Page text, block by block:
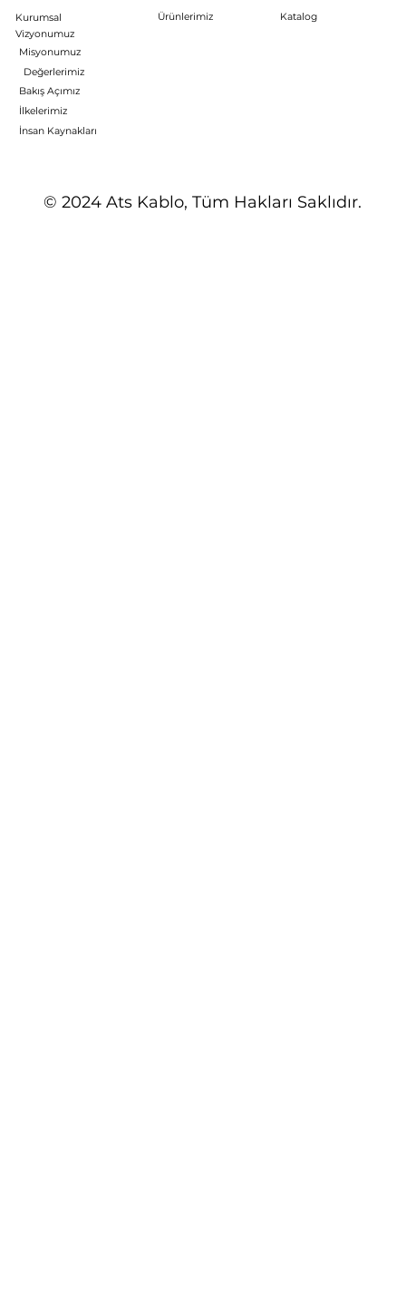
Kurumsal
Vizyonumuz
Ürünlerimiz Katalog
Misyonumuz
Değerlerimiz
İlkelerimiz
İnsan Kaynakları
Bakış Açımız
© 2024 Ats Kablo, Tüm Hakları Saklıdır.